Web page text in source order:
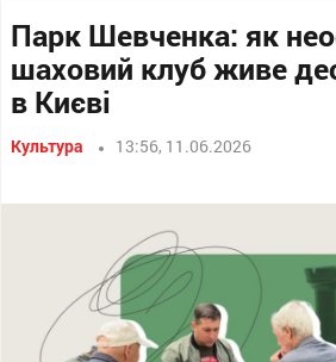
Парк Шевченка: як
шаховий клуб живе
в Києві
Культура 13:56, 11.06.2026